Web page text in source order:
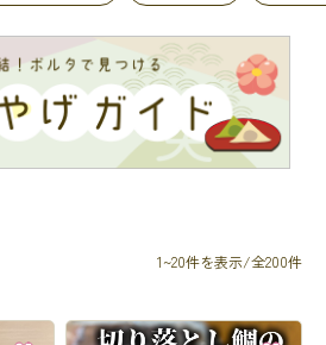
1~20件を表示/全200件